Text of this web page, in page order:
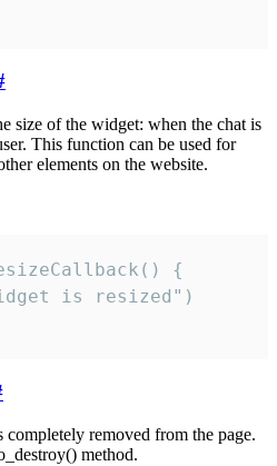
size of the widget: when the chat is
This function can be used for
elements on the website.
{
is resized")
removed from the page.
method.